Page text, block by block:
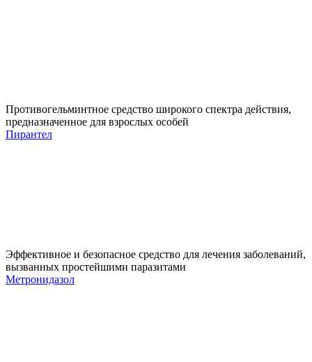
Противогельминтное средство широкого спектра действия,
предназначенное для взрослых особей
Пирантел
Эффективное и безопасное средство для лечения заболеваний,
вызванных простейшими паразитами
Метронидазол